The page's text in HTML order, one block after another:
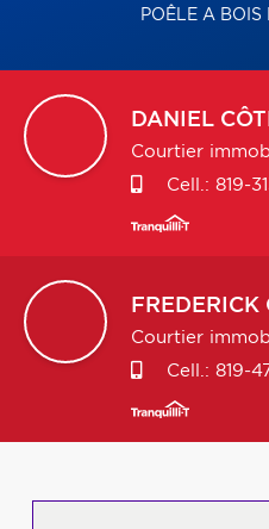
POÊLE A BOIS
DANIEL
Courtier
Cell.: 819-
FREDERICK
Courtier
Cell.: 819-